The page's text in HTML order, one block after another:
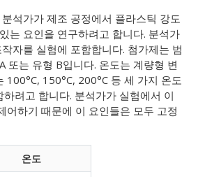
석가가 제조 공정에서 플라스틱 강도
는 요인을 연구하려고 합니다. 분석가
자를 실험에 포함합니다. 첨가제는 범
또는 유형 B입니다. 온도는 계량형 변
100°C, 150°C, 200°C 등 세 가지 온도
려고 합니다. 분석가가 실험에서 이
어하기 때문에 이 요인들은 모두 고정
온도